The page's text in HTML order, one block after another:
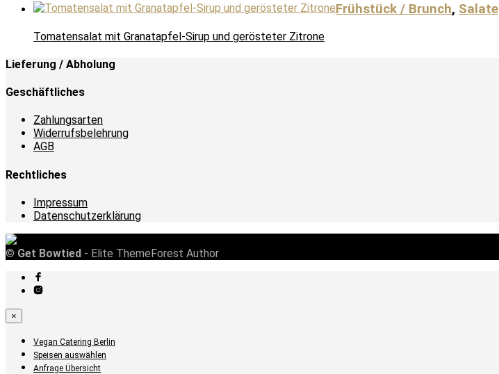
Frühstück / Brunch, Salate
Tomatensalat mit Granatapfel-Sirup und gerösteter Zitrone
Lieferung / Abholung
Geschäftliches
Zahlungsarten
Widerrufsbelehrung
AGB
Rechtliches
Impressum
Datenschutzerklärung
© Get Bowtied - Elite ThemeForest Author
×
Vegan Catering Berlin
Speisen auswählen
Anfrage Übersicht